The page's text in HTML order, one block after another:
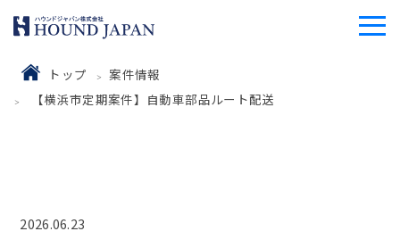
トップ
案件情報
【横浜市定期案件】自動車部品ルート配送
2026.06.23